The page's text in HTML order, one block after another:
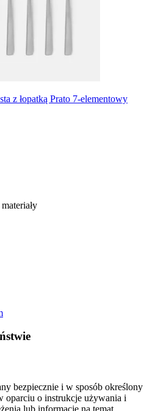
z łopatką Prato 7-elementowy
bezpiecznie i w sposób określony
oparciu o instrukcje używania i